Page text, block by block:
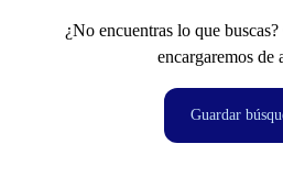
¿No encuentras lo que
encargaremos de
Guardar